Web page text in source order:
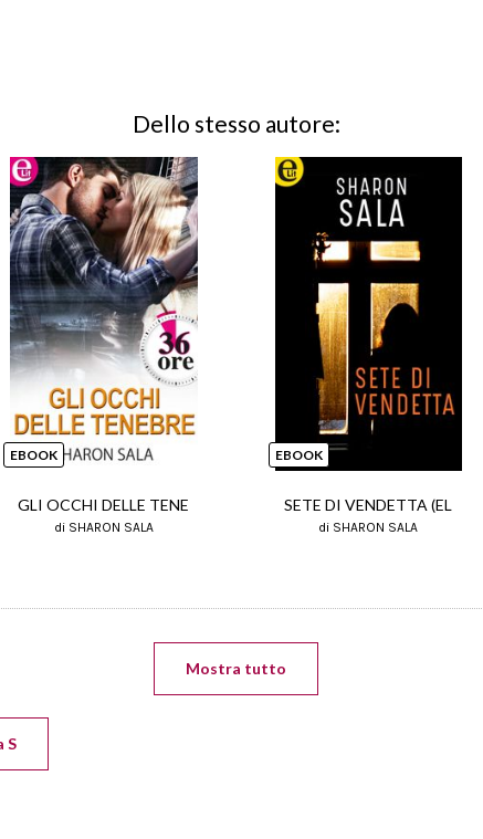
Dello stesso autore:
EBOOK
GLI OCCHI DELLE TENE
di SHARON SALA
EBOOK
SETE DI VENDETTA (EL
di SHARON SALA
Mostra tutto
S